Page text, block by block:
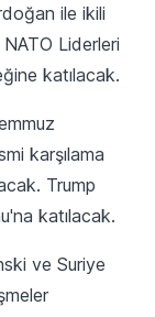
ile ikili
Liderleri
katılacak.
karşılama
Trump
katılacak.
ve Suriye